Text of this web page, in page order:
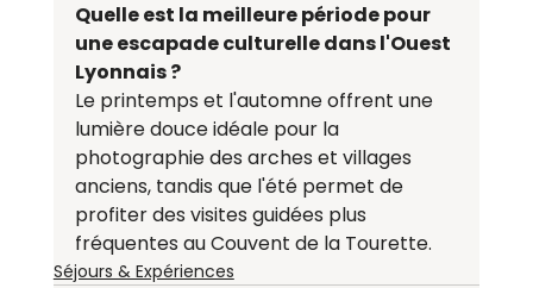
Quelle est la meilleure période pour
une escapade culturelle dans l'Ouest
Lyonnais ?
Le printemps et l'automne offrent une
lumière douce idéale pour la
photographie des arches et villages
anciens, tandis que l'été permet de
profiter des visites guidées plus
fréquentes au Couvent de la Tourette.
Séjours & Expériences